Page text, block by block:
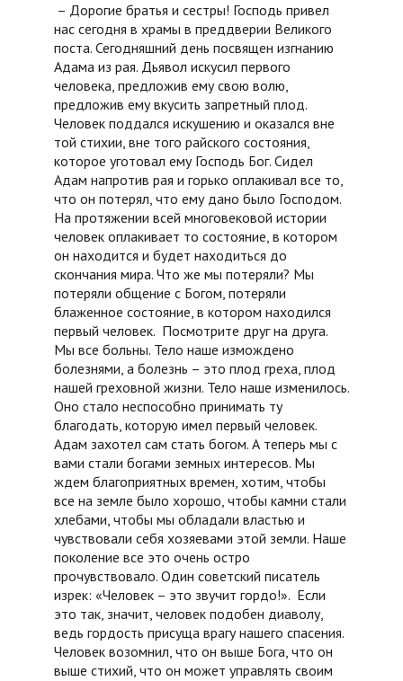
– Дорогие братья и сестры! Господь привел
нас сегодня в храмы в преддверии Великого
поста. Сегодняшний день посвящен изгнанию
Адама из рая. Дьявол искусил первого
человека, предложив ему свою волю,
предложив ему вкусить запретный плод.
Человек поддался искушению и оказался вне
той стихии, вне того райского состояния,
которое уготовал ему Господь Бог. Сидел
Адам напротив рая и горько оплакивал все то,
что он потерял, что ему дано было Господом.
На протяжении всей многовековой истории
человек оплакивает то состояние, в котором
он находится и будет находиться до
скончания мира. Что же мы потеряли? Мы
потеряли общение с Богом, потеряли
блаженное состояние, в котором находился
первый человек. Посмотрите друг на друга.
Мы все больны. Тело наше измождено
болезнями, а болезнь – это плод греха, плод
нашей греховной жизни. Тело наше изменилось.
Оно стало неспособно принимать ту
благодать, которую имел первый человек.
Адам захотел сам стать богом. А теперь мы с
вами стали богами земных интересов. Мы
ждем благоприятных времен, хотим, чтобы
все на земле было хорошо, чтобы камни стали
хлебами, чтобы мы обладали властью и
чувствовали себя хозяевами этой земли. Наше
поколение все это очень остро
прочувствовало. Один советский писатель
изрек: «Человек – это звучит гордо!». Если
это так, значит, человек подобен диаволу,
ведь гордость присуща врагу нашего спасения.
Человек возомнил, что он выше Бога, что он
выше стихий, что он может управлять своим